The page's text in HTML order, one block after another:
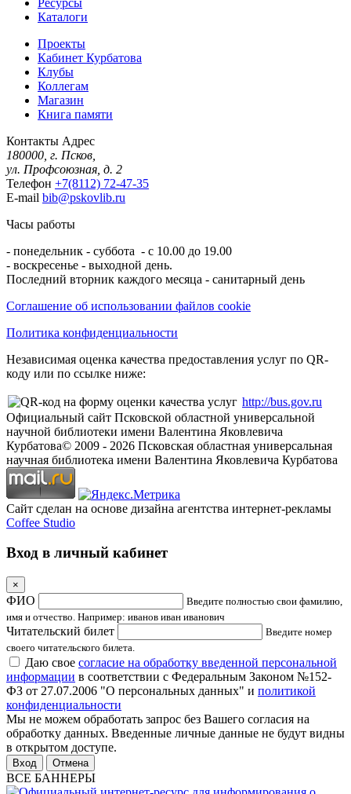
Каталоги
Проекты
Кабинет Курбатова
Клубы
Коллегам
Магазин
Книга памяти
Контакты Адрес
180000, г. Псков,
ул. Профсоюзная, д. 2
Телефон +7(8112) 72-47-35
E-mail bib@pskovlib.ru
Часы работы
- понедельник - суббота - с 10.00 до 19.00
- воскресенье - выходной день.
Последний вторник каждого месяца - санитарный день
Соглашение об использовании файлов cookie
Политика конфиденциальности
Независимая оценка качества предоставления услуг по QR-
коду или по ссылке ниже:
http://bus.gov.ru
Официальный сайт Псковской областной универсальной
научной библиотеки имени Валентина Яковлевича
Курбатова© 2009 - 2026 Псковская областная универсальная
научная библиотека имени Валентина Яковлевича Курбатова
Сайт сделан на основе дизайна агентства интернет-рекламы
Coffee Studio
Вход в личный кабинет
×
ФИО
Введите полностью свои фамилию,
имя и отчество. Например: иванов иван иванович
Читательский билет
Введите номер
своего читательского билета.
Даю свое согласие на обработку введенной персональной
информации в соответствии с Федеральным Законом №152-
ФЗ от 27.07.2006 "О персональных данных" и политикой
конфиденциальности
Мы не можем обработать запрос без Вашего согласия на
обработку данных. Введенные личные данные не будут видны
в открытом доступе.
Отмена
ВСЕ БАННЕРЫ